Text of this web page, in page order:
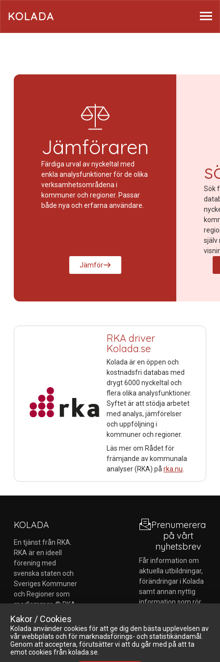
Kakor / Cookies
Kolada använder cookies för att ge dig den bästa upplevelsen av
vår webbplats och för marknadsförings- och statistikändamål.
Genom att acceptera, förutsätter vi att du går med på att ta
emot cookies från kolada.se.
KOLADA
Jämföraren
Färdiga urval av nyckeltal med
enkla analysfunktioner för de olika
verksamhetsområdena i
kommuner och regioner. Passar
både nya och erfarna användare.
Jämför
Sök
själv
RKA driver
Kolada.se
Kolada är en öppen och
kostnadsfri databas med
drygt 6000 nyckeltal och
flera olika analysfunktioner.
Syftet är att stödja arbetet
med analys, jämförelser
och uppföljning i
kommuner och regioner.
Läs mer om Rådet för
främjande av kommunala
analyser (RKA) på rka.nu
KOLADA
En tjänst från RKA.
RKA är en ideell
förening med
svenska staten och
Sveriges Kommuner
och Regioner som
medlemmar. © RKA
Rådet för främjande
av kommunala
analyser.
Prenumerera
på vårt
nyhetsbrev
Får information om
aktuella utbildningar,
förändringar i Kolada
samt annan nyttig
information som rör
Börja